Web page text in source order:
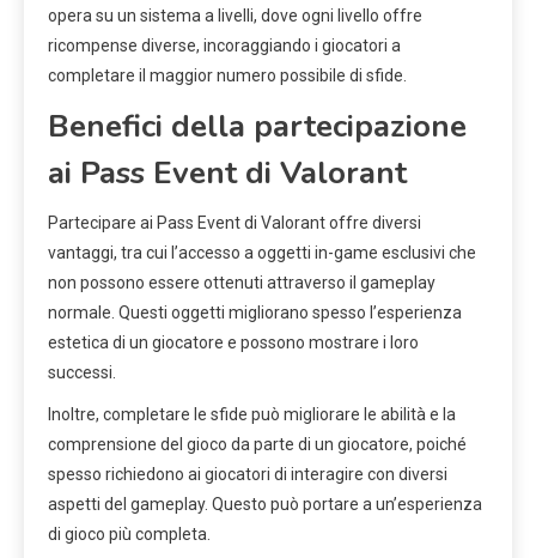
opera su un sistema a livelli, dove ogni livello offre
ricompense diverse, incoraggiando i giocatori a
completare il maggior numero possibile di sfide.
Benefici della partecipazione
ai Pass Event di Valorant
Partecipare ai Pass Event di Valorant offre diversi
vantaggi, tra cui l’accesso a oggetti in-game esclusivi che
non possono essere ottenuti attraverso il gameplay
normale. Questi oggetti migliorano spesso l’esperienza
estetica di un giocatore e possono mostrare i loro
successi.
Inoltre, completare le sfide può migliorare le abilità e la
comprensione del gioco da parte di un giocatore, poiché
spesso richiedono ai giocatori di interagire con diversi
aspetti del gameplay. Questo può portare a un’esperienza
di gioco più completa.